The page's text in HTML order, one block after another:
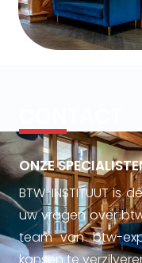
ONZE
BTW-INSTITUUT
uw vragen over
team van btw-
kansen te